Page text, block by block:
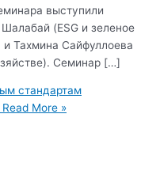
выступили
(ESG и зеленое
Тахмина Сайфуллоева
Семинар […]
стандартам
Read More »